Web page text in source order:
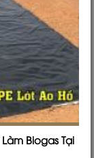
Biogas Tại